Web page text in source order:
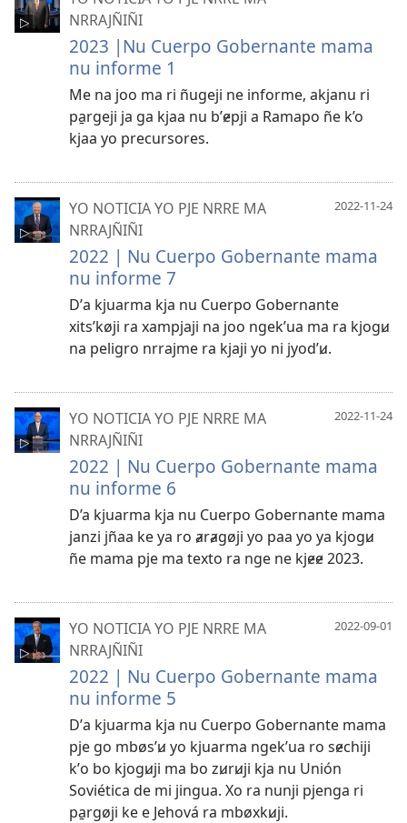
NRRAJÑIÑI
2023 |Nu Cuerpo Gobernante mama
nu informe 1
Me na joo ma ri ñugeji ne informe, akjanu ri
pa̱rgeji ja ga kjaa nu bʼɇpji a Ramapo ñe k’o
kjaa yo precursores.
2022-11-24
YO NOTICIA YO PJE NRRE MA
NRRAJÑIÑI
2022 | Nu Cuerpo Gobernante mama
nu informe 7
Dʼa kjuarma kja nu Cuerpo Gobernante
xitsʼkøji ra xampjaji na joo ngekʼua ma ra kjogꞹ
na peligro nrrajme ra kjaji yo ni jyodʼꞹ.
2022-11-24
YO NOTICIA YO PJE NRRE MA
NRRAJÑIÑI
2022 | Nu Cuerpo Gobernante mama
nu informe 6
D’a kjuarma kja nu Cuerpo Gobernante mama
janzi jñaa ke ya ro ⱥrⱥgøji yo paa yo ya kjogꞹ
ñe mama pje ma texto ra nge ne kjɇɇ 2023.
2022-09-01
YO NOTICIA YO PJE NRRE MA
NRRAJÑIÑI
2022 | Nu Cuerpo Gobernante mama
nu informe 5
Dʼa kjuarma kja nu Cuerpo Gobernante mama
pje go mbøsʼꞹ yo kjuarma ngekʼua ro sɇchiji
kʼo bo kjogꞹji ma bo zꞹrꞹji kja nu Unión
Soviética de mi jingua. Xo ra nunji pjenga ri
pa̱rgøji ke e Jehová ra mbøxkꞹji.